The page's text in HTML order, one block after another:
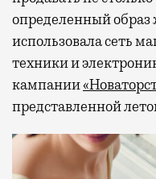
определенный
использовала сеть
техники и
кампании
представленной